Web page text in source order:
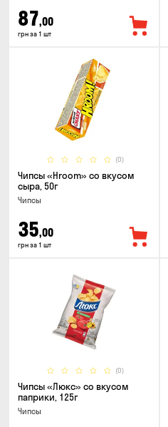
87,00
грн за 1 шт
(0)
Чипсы «Hroom» со вкусом
сыра, 50г
Чипсы
35,00
грн за 1 шт
(0)
Чипсы «Люкс» со вкусом
паприки, 125г
Чипсы